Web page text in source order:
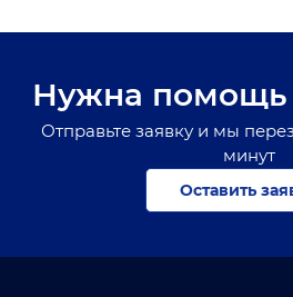
Нужна помощь
Отправьте заявку и мы
минут
Оставить